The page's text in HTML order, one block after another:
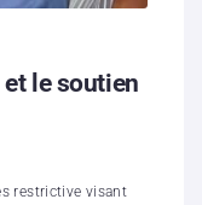
le soutien
restrictive visant